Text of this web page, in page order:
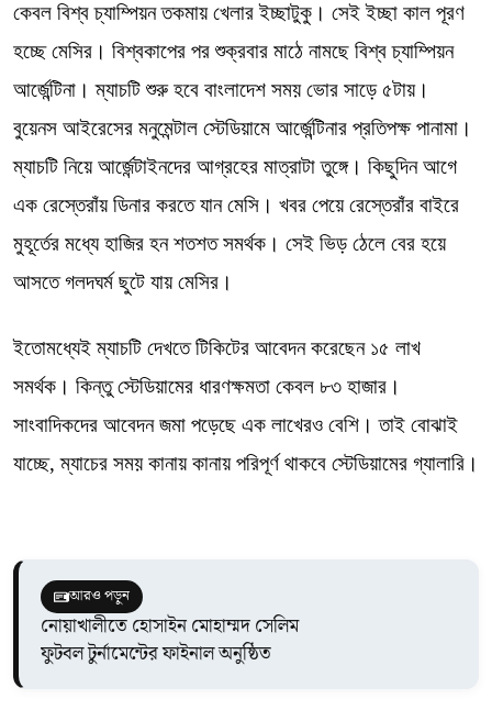
কেবল বিশ্ব চ্যাম্পিয়ন তকমায় খেলার ইচ্ছাটুকু। সেই ইচ্ছা কাল পূরণ
হচ্ছে মেসির। বিশ্বকাপের পর শুক্রবার মাঠে নামছে বিশ্ব চ্যাম্পিয়ন
আর্জেন্টিনা। ম্যাচটি শুরু হবে বাংলাদেশ সময় ভোর সাড়ে ৫টায়।
বুয়েনস আইরেসের মনুমেন্টাল স্টেডিয়ামে আর্জেন্টিনার প্রতিপক্ষ পানামা।
ম্যাচটি নিয়ে আর্জেন্টাইনদের আগ্রহের মাত্রাটা তুঙ্গে। কিছুদিন আগে
এক রেস্তেরাঁয় ডিনার করতে যান মেসি। খবর পেয়ে রেস্তেরাঁর বাইরে
মুহূর্তের মধ্যে হাজির হন শতশত সমর্থক। সেই ভিড় ঠেলে বের হয়ে
আসতে গলদঘর্ম ছুটে যায় মেসির।
ইতোমধ্যেই ম্যাচটি দেখতে টিকিটের আবেদন করেছেন ১৫ লাখ
সমর্থক। কিন্তু স্টেডিয়ামের ধারণক্ষমতা কেবল ৮৩ হাজার।
সাংবাদিকদের আবেদন জমা পড়েছে এক লাখেরও বেশি। তাই বোঝাই
যাচ্ছে, ম্যাচের সময় কানায় কানায় পরিপূর্ণ থাকবে স্টেডিয়ামের গ্যালারি।
আরও পড়ুন
নোয়াখালীতে হোসাইন মোহাম্মদ সেলিম
ফুটবল টুর্নামেন্টের ফাইনাল অনুষ্ঠিত